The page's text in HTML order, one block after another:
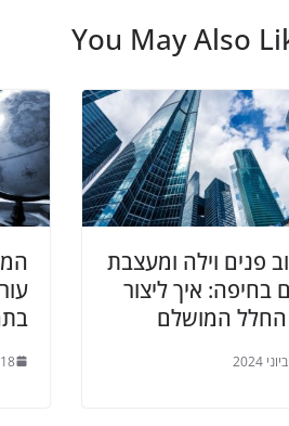
You May Also
פנים וילה ומעצבת
בחיפה: איך ליצור
המושלם
18 ביוני 2024